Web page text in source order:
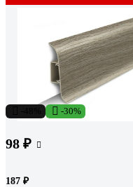
-30%
98 ₽
187 ₽